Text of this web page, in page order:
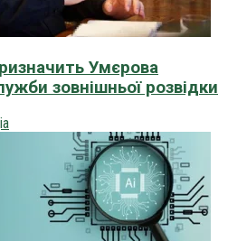
Умєрова
зовнішньої розвідки